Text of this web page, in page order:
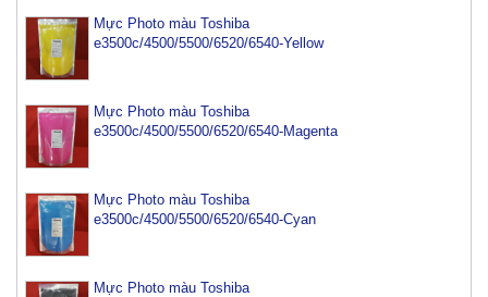
Mực Photo màu Toshiba
e3500c/4500/5500/6520/6540-Yellow
Mực Photo màu Toshiba
e3500c/4500/5500/6520/6540-Magenta
Mực Photo màu Toshiba
e3500c/4500/5500/6520/6540-Cyan
Mực Photo màu Toshiba